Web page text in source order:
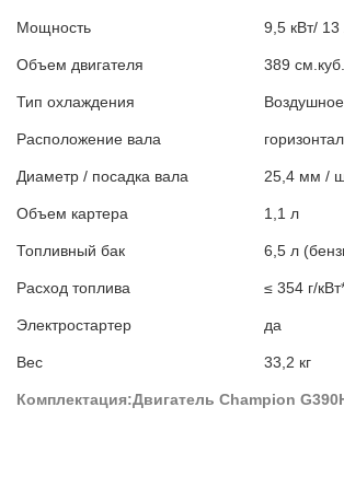
Мощность 9,5 кВт/ 13
Объем двигателя 389 см.куб.
Тип охлаждения
Расположение вала
Воздушное
Диаметр / посадка вала 25,4 мм /
Объем картера
Топливный бак
1,1 л
6,5 л
Расход топлива
Электростартер
Вес
≤ 354 г/
да
33,2 кг
Комплектация:Двигатель Champion